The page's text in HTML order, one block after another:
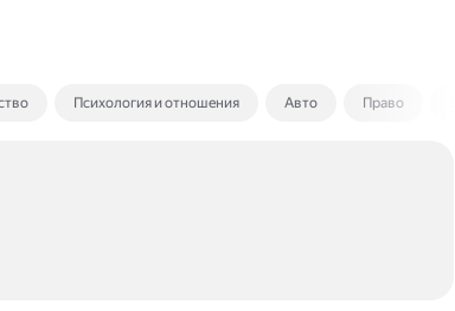
Психология и отношения Авто Право